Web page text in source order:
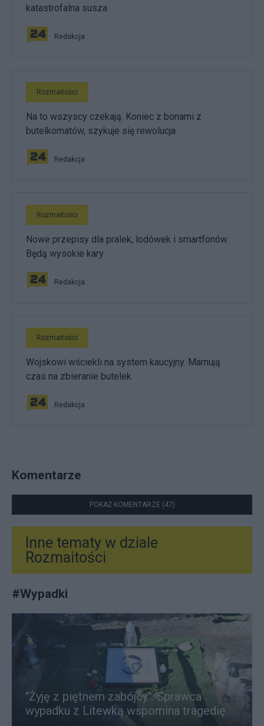
katastrofalna susza
Redakcja
Rozmaitości
Na to wszyscy czekają. Koniec z bonami z
butelkomatów, szykuje się rewolucja
Redakcja
Rozmaitości
Nowe przepisy dla pralek, lodówek i smartfonów.
Będą wysokie kary
Redakcja
Rozmaitości
Wojskowi wściekli na system kaucyjny. Marnują
czas na zbieranie butelek
Redakcja
Komentarze
POKAŻ KOMENTARZE (47)
Inne tematy w dziale
Rozmaitości
#Wypadki
"Żyję z piętnem zabójcy". Sprawca
wypadku z Litewką wspomina tragedię